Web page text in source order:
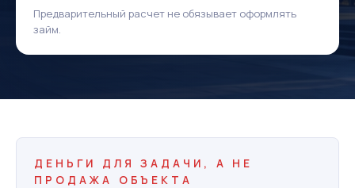
Предварительный расчет не обязывает оформлять
займ.
ДЕНЬГИ ДЛЯ ЗАДАЧИ, А НЕ
ПРОДАЖА ОБЪЕКТА